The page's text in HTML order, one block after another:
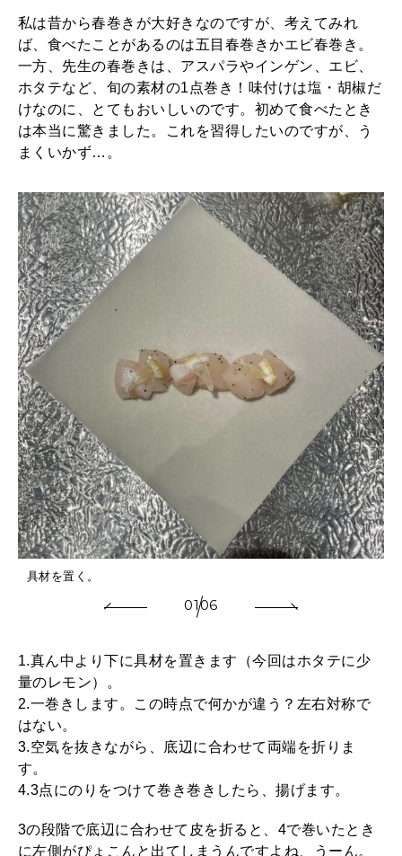
私は昔から春巻きが大好きなのですが、考えてみれ
ば、食べたことがあるのは五目春巻きかエビ春巻き。
一方、先生の春巻きは、アスパラやインゲン、エビ、
ホタテなど、旬の素材の1点巻き！味付けは塩・胡椒だ
けなのに、とてもおいしいのです。初めて食べたとき
は本当に驚きました。これを習得したいのですが、う
まくいかず…。
具材を置く。
0106
1.真ん中より下に具材を置きます（今回はホタテに少
量のレモン）。
2.一巻きします。この時点で何かが違う？左右対称で
はない。
3.空気を抜きながら、底辺に合わせて両端を折りま
す。
4.3点にのりをつけて巻き巻きしたら、揚げます。
3の段階で底辺に合わせて皮を折ると、4で巻いたとき
に左側がぴょこんと出てしまうんですよね、うーん。